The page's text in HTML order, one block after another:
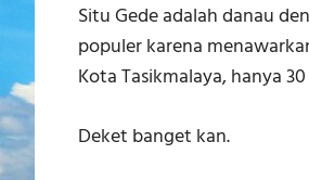
Situ Gede adalah danau
populer karena
Kota Tasikmalaya, hanya
Deket banget kan.